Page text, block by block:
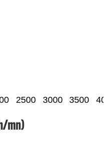
2500 3000 3500
mn)